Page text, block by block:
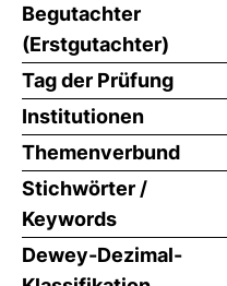
Begutachter
(Erstgutachter)
Tag der Prüfung
Institutionen
Themenverbund
Stichwörter /
Keywords
Dewey-Dezimal-